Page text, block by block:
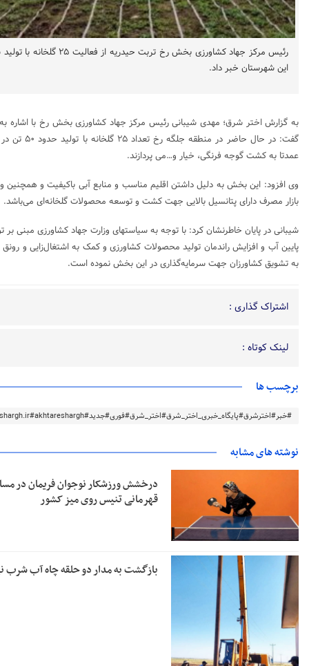
این شهرستان خبر داد.
به گزارش اختر شرق؛ مهدی شیبانی رئیس مرکز جهاد کشاورزی بخش رخ با اشاره به
گفت: در حال
عمدتا به کشت گوجه فرنگی، خیار و…می پردازند.
وی افزود: این بخش به دلیل داشتن اقلیم مناسب و منابع آبی باکیفیت و همچنین
بازار مصرف دارای پتانسیل بالایی جهت کشت و توسعه محصولات گلخانه‌ای می‌باشد.
شیبانی در پایان خاطرنشان کرد: با توجه به سیاستهای وزارت جهاد کشاورزی مبنی
پایین آب و افزایش راندمان تولید محصولات کشاورزی و کمک به اشتغال‌زایی و رونق
به تشویق کشاورزان جهت سرمایه‌گذاری در این بخش نموده است.
اشتراک گذاری :
لینک کوتاه :
برچسب ها
#خبر#اخترشرق#پایگاه_خبری_اختر_شرق#اختر_شرق#فوری#جدید#akhtareshargh.ir#akhtareshargh#خراسان#خراسان_رضوی
نوشته های مشابه
درخشش ورزشکار نوجوان فریمان در
قهرمانی تنیس روی میز کشور
بازگشت به مدار دو حلقه چاه آب شرب